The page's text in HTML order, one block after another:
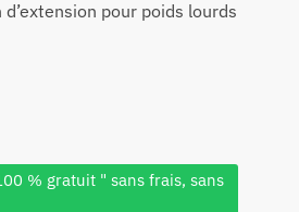
pour poids lourds
% gratuit " sans frais, sans